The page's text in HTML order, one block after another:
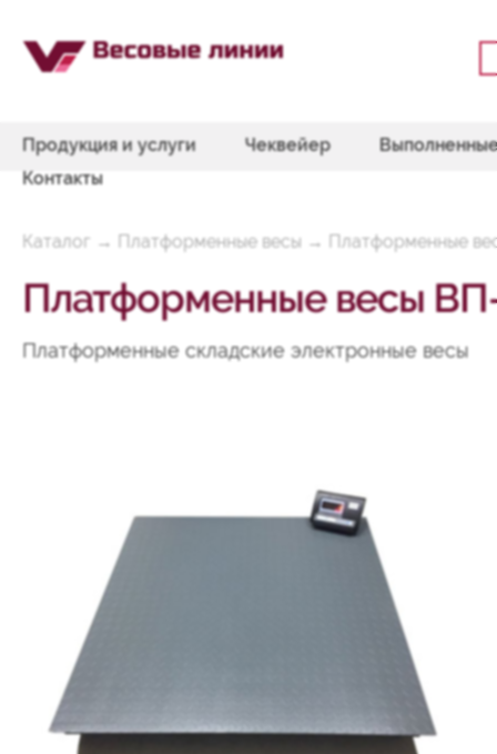
Продукция и услуги Чеквейер
Контакты
Каталог → Платформенные весы → Платформенные
Платформенные весы
Платформенные складские электронные весы